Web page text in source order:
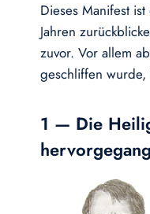
Dieses Manifest
Jahren
zuvor. Vor allem
geschliffen
1 — Die